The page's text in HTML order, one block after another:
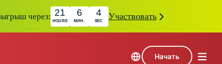
через: 21
HOURS
6
МИН.
3
SEC Участвовать
Начать